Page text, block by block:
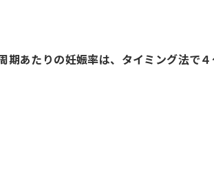
期あたりの妊娠率は、タイミング法で